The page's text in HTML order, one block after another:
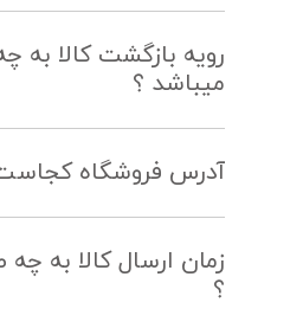
رویه بازگشت کالا به
میباشد ؟
آدرس فروشگاه
زمان ارسال کالا به
؟